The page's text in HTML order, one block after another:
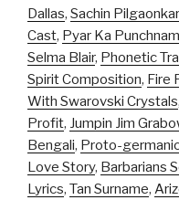
Dallas, Sachin
Cast, Pyar Ka
Selma Blair, Phonetic
Spirit Composition, Fire
With Swarovski Crystals,
Profit, Jumpin Jim
Bengali, Proto-
Love Story, Barbarians
Lyrics, Tan Surname,